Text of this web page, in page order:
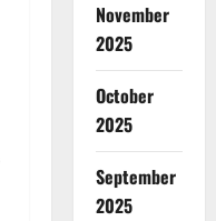
November
2025
October
2025
September
2025